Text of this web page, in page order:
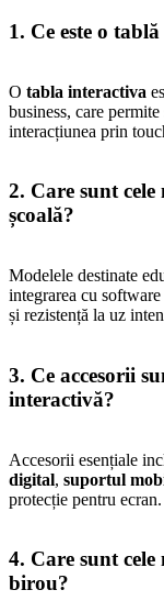
1. Ce este o
O tabla interactiva
business, care
interacțiunea prin
2. Care sunt
școală?
Modelele destinate
integrarea cu
și rezistență la uz
3. Ce accesorii
interactivă?
Accesorii esențiale
digital, suportul
protecție pentru ecran.
4. Care sunt
birou?